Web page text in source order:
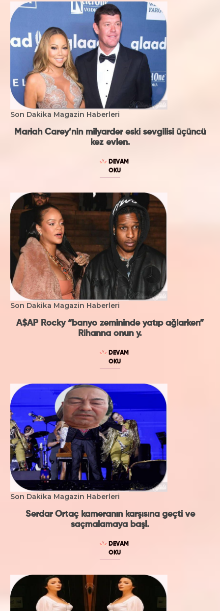
Son Dakika Magazin Haberleri
Mariah Carey’nin milyarder eski sevgilisi üçüncü
kez evlen.
DEVAM
OKU
Son Dakika Magazin Haberleri
A$AP Rocky “banyo zemininde yatıp ağlarken”
Rihanna onun y.
DEVAM
OKU
Son Dakika Magazin Haberleri
Serdar Ortaç kameranın karşısına geçti ve
saçmalamaya başl.
DEVAM
OKU